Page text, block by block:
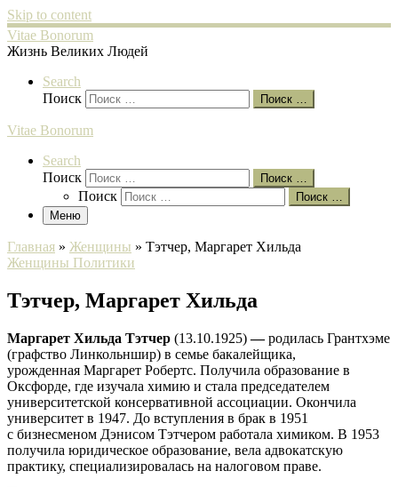
Skip to content
Vitae Bonorum
Жизнь Великих Людей
Search
Поиск
Поиск …
Vitae Bonorum
Search
Поиск
Поиск …
Поиск
Поиск …
Меню
Главная » Женщины » Тэтчер, Маргарет Хильда
Женщины Политики
Тэтчер, Маргарет Хильда
Маргарет Хильда Тэтчер (13.10.1925)—родилась Грантхэме
(графство Линкольншир) в семье бакалейщика,
урожденная Маргарет Робертс. Получила образование в
Оксфорде, где изучала химию и стала председателем
университетской консервативной ассоциации. Окончила
университет в 1947. До вступления в брак в 1951
с бизнесменом Дэнисом Тэтчером работала химиком. В 1953
получила юридическое образование, вела адвокатскую
практику, специализировалась на налоговом праве.